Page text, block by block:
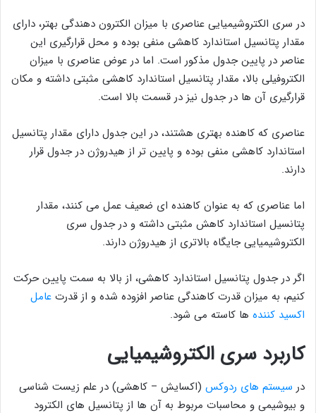
در سری الکتروشیمیایی عناصری با میزان الکترون دهندگی بهتر، دارای
مقدار پتانسیل استاندارد کاهشی منفی بوده و محل قرارگیری این
عناصر در پایین جدول مذکور است. اما در عوض عناصری با میزان
الکتروفیلی بالا، مقدار پتانسیل استاندارد کاهشی مثبتی داشته و مکان
قرارگیری آن ها در جدول نیز در قسمت بالا است.
عناصری که کاهنده بهتری هشتند، در این جدول دارای مقدار پتانسیل
استاندارد کاهشی منفی بوده و پایین تر از هیدروژن در جدول قرار
دارند.
اما عناصری که به عنوان کاهنده ای ضعیف عمل می کنند، مقدار
پتانسیل استاندارد کاهش مثبتی داشته و در جدول سری
الکتروشیمیایی جایگاه بالاتری از هیدروژن دارند.
اگر در جدول پتانسیل استاندارد کاهشی، از بالا به سمت پایین حرکت
کنیم، به میزان قدرت کاهندگی عناصر افزوده شده و از قدرت عامل
اکسید کننده ها کاسته می شود.
کاربرد سری الکتروشیمیایی
در سیستم های ردوکس (اکسایش – کاهشی) در علم زیست شناسی
و بیوشیمی و محاسبات مربوط به آن ها از پتانسیل های الکترود